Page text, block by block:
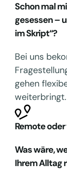
Schon mal
gesessen –
im Skript“?
Bei uns
gehen
weiterbringt.
Remote
Was wäre,
Ihrem Alltag